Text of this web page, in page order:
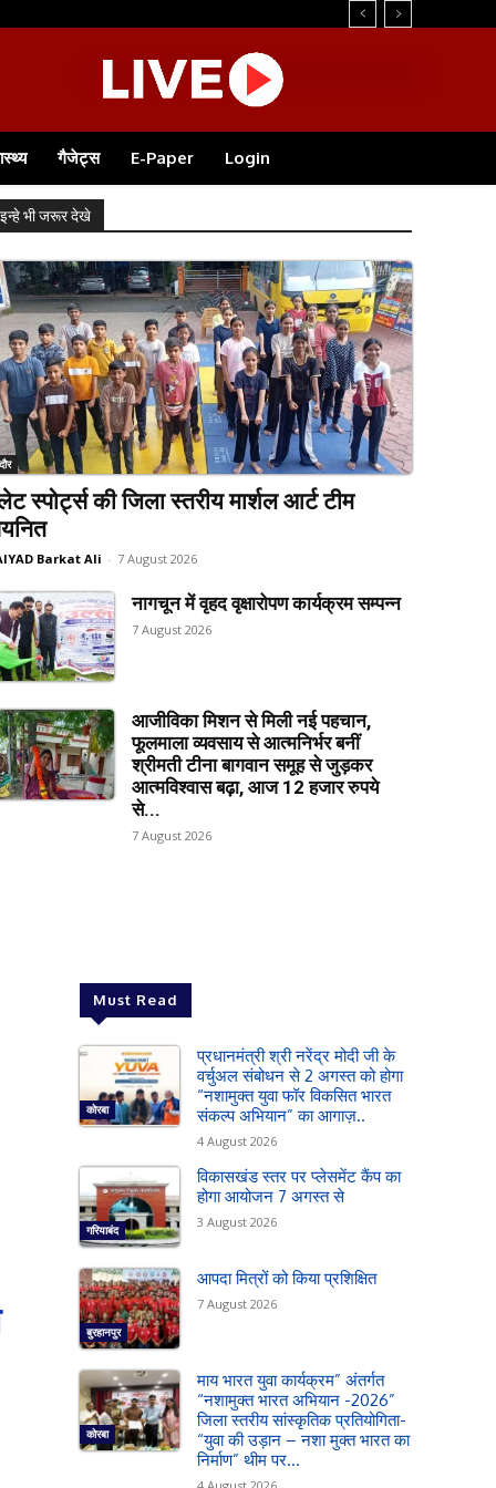
गैजेट्स E-Paper Login
इन्हे भी जरूर देखे
स्पोर्ट्स की जिला स्तरीय मार्शल आर्ट टीम
Barkat Ali - 7 August 2026
नागचून में वृहद वृक्षारोपण कार्यक्रम सम्पन्न
7 August 2026
आजीविका मिशन से मिली नई पहचान,
फूलमाला व्यवसाय से आत्मनिर्भर बनीं
श्रीमती टीना बागवान समूह से जुड़कर
आत्मविश्वास बढ़ा, आज 12 हजार रुपये
से...
7 August 2026
Must Read
कोरबा
प्रधानमंत्री श्री नरेंद्र मोदी जी के
वर्चुअल संबोधन से 2 अगस्त को होगा
“नशामुक्त युवा फॉर विकसित भारत
संकल्प अभियान” का आगाज़..
4 August 2026
गरियाबंद
विकासखंड स्तर पर प्लेसमेंट कैंप का
होगा आयोजन 7 अगस्त से
3 August 2026
बुरहानपुर
आपदा मित्रों को किया प्रशिक्षित
7 August 2026
कोरबा
माय भारत युवा कार्यक्रम” अंतर्गत
“नशामुक्त भारत अभियान -2026”
जिला स्तरीय सांस्कृतिक प्रतियोगिता-
“युवा की उड़ान – नशा मुक्त भारत का
निर्माण” थीम पर...